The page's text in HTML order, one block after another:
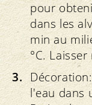
pour
dans les
min au
°C.
l'eau dans